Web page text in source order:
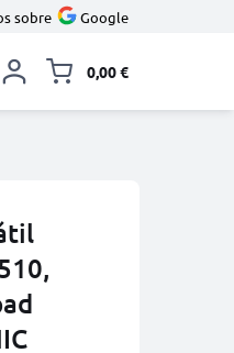
sobre Google
0,00 €